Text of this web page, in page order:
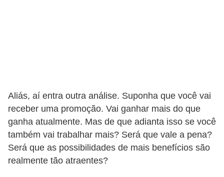
Aliás, aí entra outra análise. Suponha que você vai
receber uma promoção. Vai ganhar mais do que
ganha atualmente. Mas de que adianta isso se você
também vai trabalhar mais? Será que vale a pena?
Será que as possibilidades de mais benefícios são
realmente tão atraentes?